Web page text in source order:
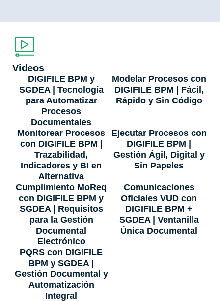
Videos
DIGIFILE BPM y
SGDEA | Tecnología
para Automatizar
Procesos
Documentales
Modelar Procesos con
DIGIFILE BPM | Fácil,
Rápido y Sin Código
Monitorear Procesos
con DIGIFILE BPM |
Trazabilidad,
Indicadores y BI en
Alternativa
Ejecutar Procesos con
DIGIFILE BPM |
Gestión Ágil, Digital y
Sin Papeles
Cumplimiento MoReq
con DIGIFILE BPM y
SGDEA | Requisitos
para la Gestión
Documental
Electrónico
Comunicaciones
Oficiales VUD con
DIGIFILE BPM +
SGDEA | Ventanilla
Única Documental
PQRS con DIGIFILE
BPM y SGDEA |
Gestión Documental y
Automatización
Integral